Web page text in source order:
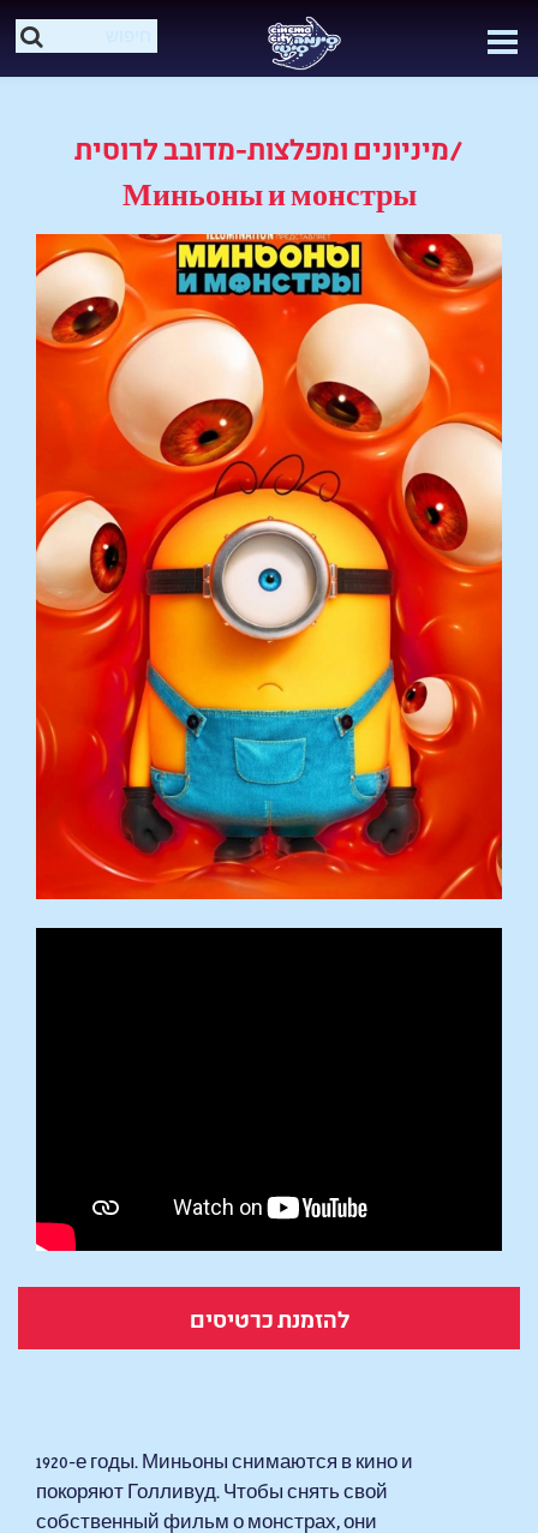
מיניונים ומפלצות-מדובב לרוסית/
Миньоны и монстры
להזמנת כרטיסים
1920-е годы. Миньоны снимаются в кино и
покоряют Голливуд. Чтобы снять свой
собственный фильм о монстрах, они